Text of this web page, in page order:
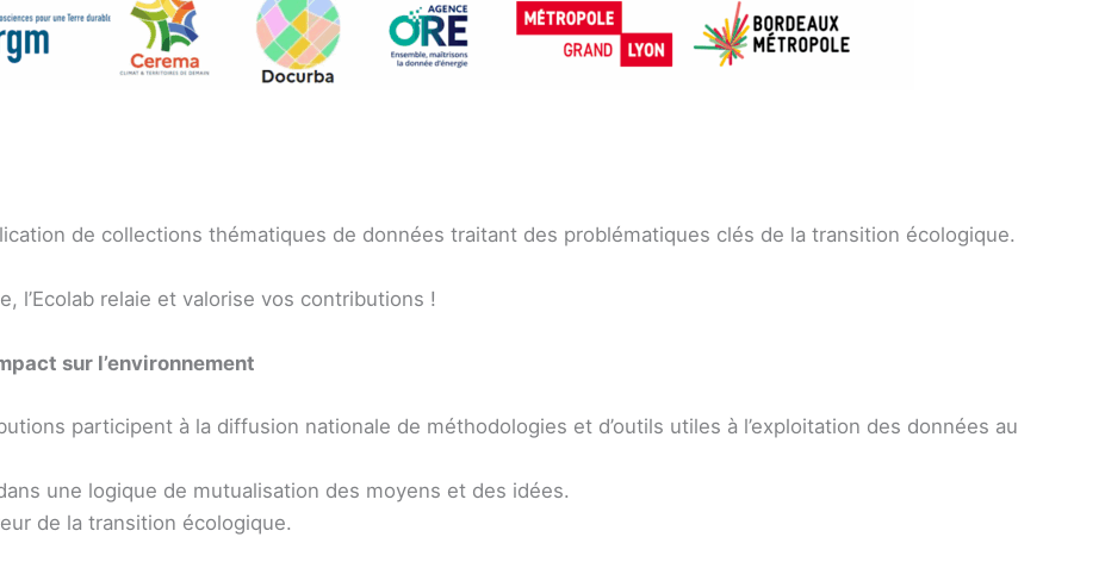
de collections thématiques de données traitant des problématiques clés de la transition écologique.
l’Ecolab relaie et valorise vos contributions !
sur l’environnement
participent à la diffusion nationale de méthodologies et d’outils utiles à l’exploitation des données au
une logique de mutualisation des moyens et des idées.
de la transition écologique.